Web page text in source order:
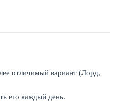
отличимый вариант (Лорд,
его каждый день.